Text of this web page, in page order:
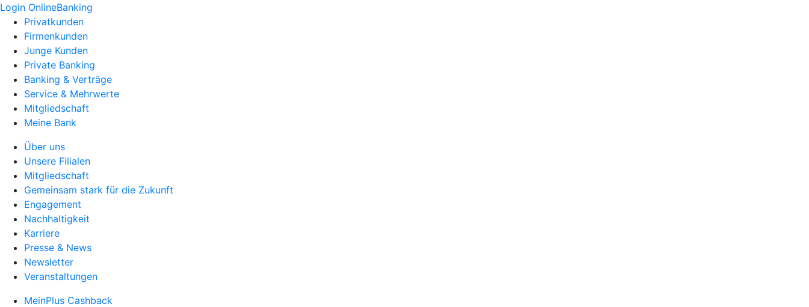
Login OnlineBanking
Privatkunden
Firmenkunden
Junge Kunden
Private Banking
Banking & Verträge
Service & Mehrwerte
Mitgliedschaft
Meine Bank
Über uns
Unsere Filialen
Mitgliedschaft
Gemeinsam stark für die Zukunft
Engagement
Nachhaltigkeit
Karriere
Presse & News
Newsletter
Veranstaltungen
MeinPlus Cashback